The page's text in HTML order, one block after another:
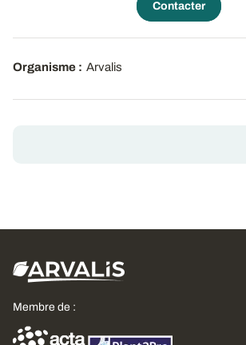
Contacter
Organisme : Arvalis
Membre de :